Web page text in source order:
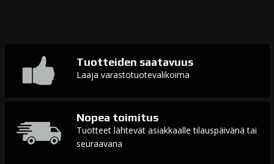
Tuotteiden saatavuus
Laaja varastotuotevalikoima
Nopea toimitus
Tuotteet lähtevät asiakkaalle tilauspäivänä tai
seuraavana